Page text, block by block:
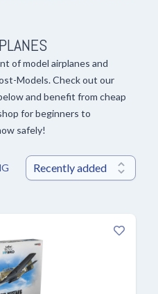
of model airplanes and
Models. Check out our
and benefit from cheap
for beginners to
safely!